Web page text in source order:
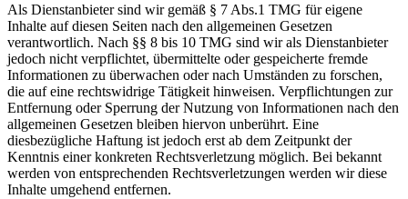
Als Dienstanbieter sind wir gemäß § 7 Abs.1 TMG für eigene
Inhalte auf diesen Seiten nach den allgemeinen Gesetzen
verantwortlich. Nach §§ 8 bis 10 TMG sind wir als Dienstanbieter
jedoch nicht verpflichtet, übermittelte oder gespeicherte fremde
Informationen zu überwachen oder nach Umständen zu forschen,
die auf eine rechtswidrige Tätigkeit hinweisen. Verpflichtungen zur
Entfernung oder Sperrung der Nutzung von Informationen nach den
allgemeinen Gesetzen bleiben hiervon unberührt. Eine
diesbezügliche Haftung ist jedoch erst ab dem Zeitpunkt der
Kenntnis einer konkreten Rechtsverletzung möglich. Bei bekannt
werden von entsprechenden Rechtsverletzungen werden wir diese
Inhalte umgehend entfernen.